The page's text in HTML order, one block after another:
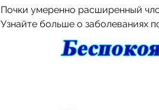
Почки умеренно расширенный
Узнайте больше о заболеваниях